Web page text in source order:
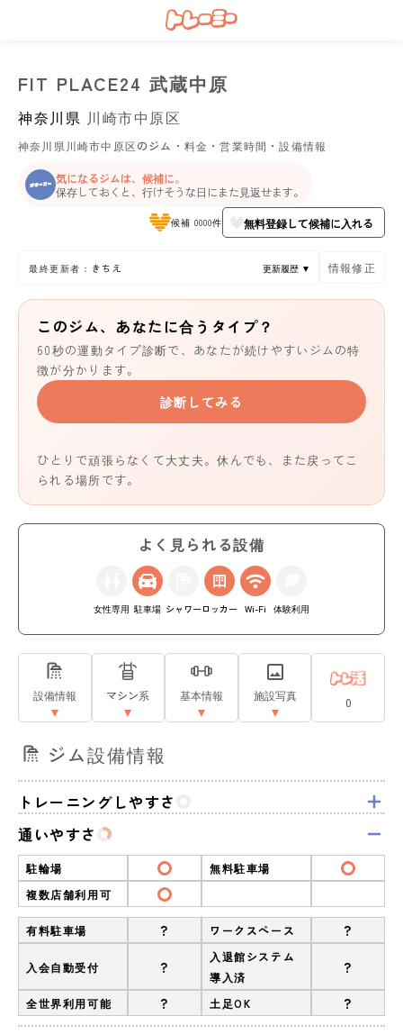
FIT PLACE24 武蔵中原
神奈川県 川崎市中原区
神奈川県川崎市中原区のジム・料金・営業時間・設備情報
気になるジムは、候補に。
保存しておくと、行けそうな日にまた見返せます。
候補 0000件 無料登録して候補に入れる
最終更新者：きちえ 更新履歴 ▼ 情報修正
このジム、あなたに合うタイプ？
60秒の運動タイプ診断で、あなたが続けやすいジムの特
徴が分かります。
診断してみる
ひとりで頑張らなくて大丈夫。休んでも、また戻ってこ
られる場所です。
よく見られる設備
女性専用 駐車場 シャワー ロッカー Wi-Fi 体験利用
設備情報 マシン系 基本情報 施設写真 0
ジム設備情報
トレーニングしやすさ
通いやすさ
駐輪場
無料駐車場
複数店舗利用可
有料駐車場 ? ワークスペース ?
入会自動受付 ?
入退館システム
導入済
?
全世界利用可能 ? 土足OK ?